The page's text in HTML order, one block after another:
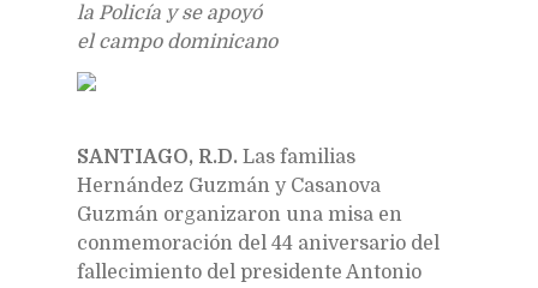
la Policía y se apoyó
el campo dominicano
SANTIAGO, R.D. Las familias
Hernández Guzmán y Casanova
Guzmán organizaron una misa en
conmemoración del 44 aniversario del
fallecimiento del presidente Antonio